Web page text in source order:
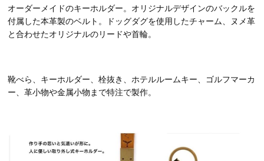
オーダーメイドのキーホルダー。オリジナルデザインのバックルを
付属した本革製のベルト。ドッグダグを使用したチャーム、ヌメ革
と合わせたオリジナルのリードや首輪。
靴べら、キーホルダー、栓抜き、ホテルルームキー、ゴルフマーカ
ー、革小物や金属小物まで特注で製作。